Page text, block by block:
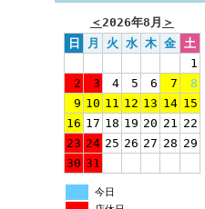
＜2026年8月 ＞
日
月 火 水 木 金 土
1
2
3 4 5 6 7
8
9 10 11 12 13 14 15
16 17 18 19 20 21 22
23 24 25 26 27 28 29
30 31
今日